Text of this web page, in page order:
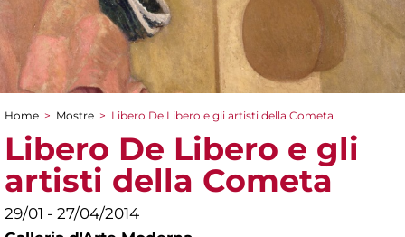
Tu sei qui
Home > Mostre > Libero De Libero e gli artisti della Cometa
Libero De Libero e gli
artisti della Cometa
29/01 - 27/04/2014